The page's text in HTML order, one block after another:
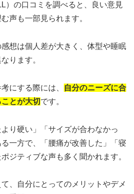
）の口コミを調べると、良い意見
声も一部見られます。
想は個人差が大きく、体型や睡眠
ります。
にする際には、
自分のニーズに合
とが大切 です。
り硬い」「サイズが合わなかっ
一方で、「腰痛が改善した」「寝
ジティブな声も多く聞かれます。
、自分にとってのメリットやデメ